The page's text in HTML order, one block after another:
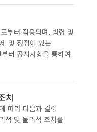
부터 적용되며, 법령 및
및 정정이 있는
터 공지사항을 통하여
치
따라 다음과 같이
적 및 물리적 조치를